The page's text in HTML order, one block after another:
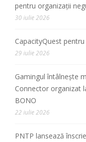
pentru organizații
30 iulie 2026
CapacityQuest
29 iulie 2026
Gamingul întâlnește
Connector organizat
BONO
22 iulie 2026
PNTP lansează